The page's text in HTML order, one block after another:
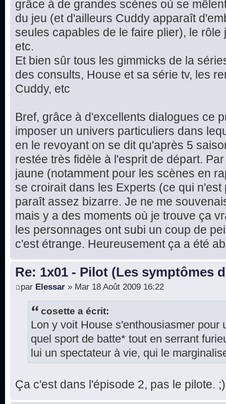
grâce à de grandes scènes où se
du jeu (et d'ailleurs Cuddy apparaît
seules capables de le faire plier), le
etc.
Et bien sûr tous les gimmicks de la
des consults, House et sa série tv, les
Cuddy, etc
Bref, grâce à d'excellents dialogues ce
imposer un univers particuliers dans
en le revoyant on se dit qu'après 5
restée très fidèle à l'esprit de départ.
jaune (notamment pour les scènes en
se croirait dans les Experts (ce qui
paraît assez bizarre. Je ne me
mais y a des moments où je trouve ça
les personnages ont subi un coup de
c'est étrange. Heureusement ça a été
Re: 1x01 - Pilot (Les symptômes
par Elessar » Mar 18 Août 2009 16:22
cosette a écrit:
Lon y voit House s'enthousiasmer pour
quel sport de batte* tout en serrant
lui un spectateur à vie, qui le
Ça c'est dans l'épisode 2, pas le pilote. ;)